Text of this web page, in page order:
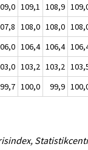
109,1 108,9
108,0 108,0
106,4 106,4
103,2 103,2
99,7 100,0 99,9